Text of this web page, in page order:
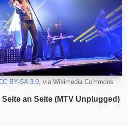
BY-SA 3.0, via Wikimedia Commons
an Seite (MTV Unplugged)